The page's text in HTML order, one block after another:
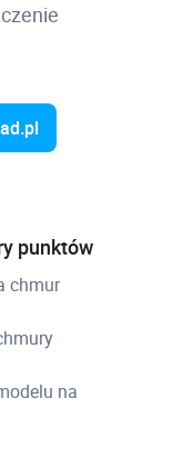
punktów
chmur
na